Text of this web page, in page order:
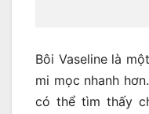
Bôi Vaseline là
mi mọc nhanh
có thể tìm thấy